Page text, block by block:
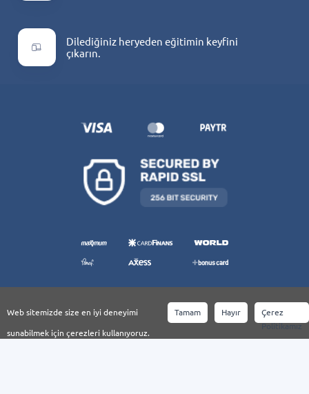
Dilediğiniz heryeden eğitimin keyfini
çıkarın.
Web sitemizde size en iyi deneyimi
sunabilmek için çerezleri kullanıyoruz.
Tamam Hayır
Çerez
Politikamız